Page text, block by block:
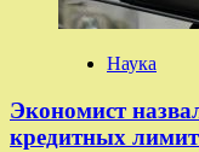
Наука
Экономист
кредитных